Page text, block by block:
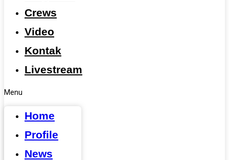
Crews
Video
Kontak
Livestream
Menu
Home
Profile
News